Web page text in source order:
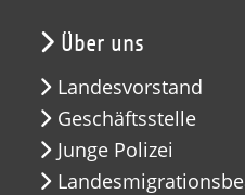
Über uns
Landesvorstand
Geschäftsstelle
Junge Polizei